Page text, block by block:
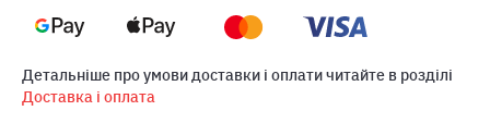
Детальніше про умови доставки і оплати читайте в розділі
Доставка і оплата